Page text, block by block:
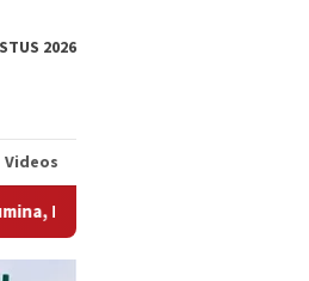
2026
Videos
Ekspor